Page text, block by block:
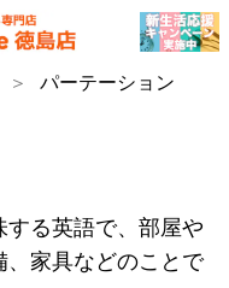
パーテーション
る英語で、部屋や
、家具などのことで